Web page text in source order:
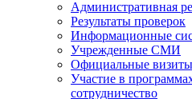
Административная
Результаты проверок
Информационные
Учрежденные СМИ
Официальные визиты
Участие в
сотрудничество